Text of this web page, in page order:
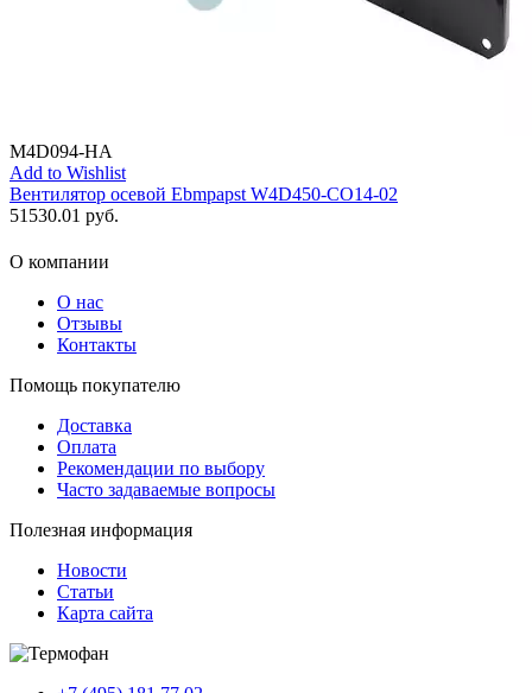
M4D094-HA
Add to Wishlist
Вентилятор осевой Ebmpapst W4D450-CO14-02
51530.01 руб.
О компании
О нас
Отзывы
Контакты
Помощь покупателю
Доставка
Оплата
Рекомендации по выбору
Часто задаваемые вопросы
Полезная информация
Новости
Статьи
Карта сайта